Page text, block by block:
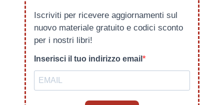
Iscriviti per ricevere aggiornamenti sul
nuovo materiale gratuito e codici sconto
per i nostri libri!
Inserisci il tuo indirizzo email